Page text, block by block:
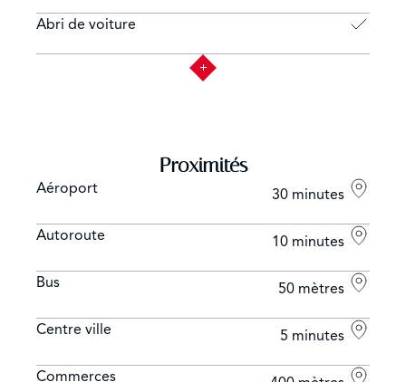
Abri de voiture
Proximités
Aéroport 30 minutes
Autoroute 10 minutes
Bus 50 mètres
Centre ville 5 minutes
Commerces